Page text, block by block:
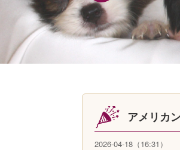
アメリカ
2026-04-18（16:31）